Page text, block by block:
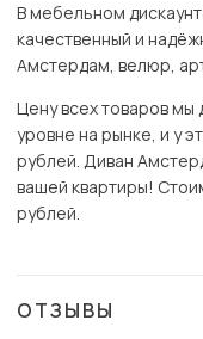
В мебельном
качественный и
Амстердам, велюр,
Цену всех товаров
уровне на рынке, и у
рублей. Диван
вашей квартиры!
рублей.
ОТЗЫВЫ